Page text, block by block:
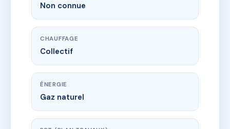
Non connue
CHAUFFAGE
Collectif
ÉNERGIE
Gaz naturel